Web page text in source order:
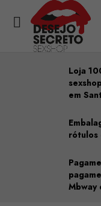

Loja
em
rótulos